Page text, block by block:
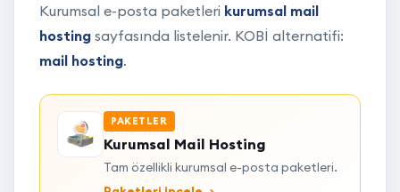
Kurumsal e-posta paketleri kurumsal mail
hosting sayfasında listelenir. KOBİ alternatifi:
mail hosting.
PAKETLER
Kurumsal Mail Hosting
Tam özellikli kurumsal e-posta paketleri.